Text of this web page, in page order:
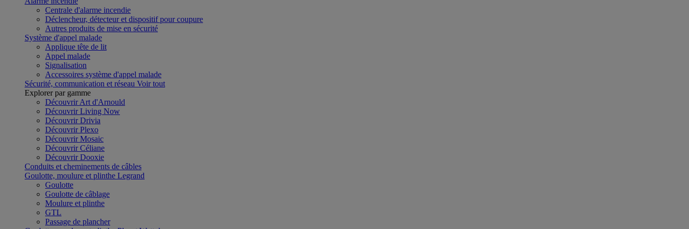
Centrale d'alarme incendie
Déclencheur, détecteur et dispositif pour coupure
Autres produits de mise en sécurité
Système d'appel malade
Applique tête de lit
Appel malade
Signalisation
Accessoires système d'appel malade
Sécurité, communication et réseau Voir tout
Explorer par gamme
Découvrir Art d'Arnould
Découvrir Living Now
Découvrir Drivia
Découvrir Plexo
Découvrir Mosaic
Découvrir Céliane
Découvrir Dooxie
Conduits et cheminements de câbles
Goulotte, moulure et plinthe Legrand
Goulotte
Goulotte de câblage
Moulure et plinthe
GTL
Passage de plancher